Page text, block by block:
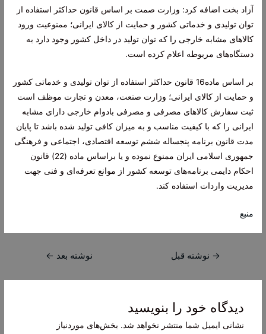
آزاد بخت اضافه کرد: وزارت صمت بر اساس قانون حداکثر استفاده از
توان تولیدی و خدماتی کشور و حمایت از کالای ایرانی؛ ممنوعیت ورود
کالا‌های مشابه خارجی را که توان تولید در داخل کشور وجود دارد به
دستگاه‌های مربوطه اعلام کرده است.
بر اساس ماده16 قانون حداکثر استفاده از توان تولیدی و خدماتی کشور
و حمایت از کالای ایرانی؛ وزارت صنعت، معدن و تجارت موظف است
ثبت سفارش کالا‌های مصرفی و مصرفی بادوام خارجی دارای مشابه
ایرانی را که با کیفیت مناسب و به میزان کافی تولید شده باشد تا پایان
مدت قانون برنامه پنجساله ششم توسعه اقتصادی، اجتماعی و فرهنگی
جمهوری اسلامی ایران ممنوع نموده و یا براساس ماده (22) قانون
احکام دايمی برنامه‌های توسعه کشور از موانع تعرفه‌ای و فنی جهت
مدیریت واردات استفاده کند.
منبع
راهبری
→ نوشته قبل نوشته بعد ←
دیدگاه‌ خود را بنویسید
نشانی ایمیل شما منتشر نخواهد شد. بخش‌های موردنیاز